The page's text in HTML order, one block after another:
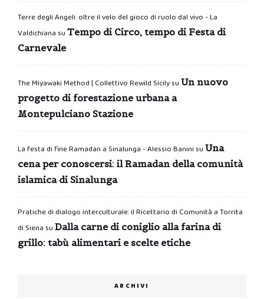
Terre degli Angeli: oltre il velo del gioco di ruolo dal vivo - La
Valdichiana su Tempo di Circo, tempo di Festa di
Carnevale
The Miyawaki Method | Collettivo Rewild Sicilysu Un nuovo
progetto di forestazione urbana a
Montepulciano Stazione
La festa di fine Ramadan a Sinalunga - Alessio Banini su Una
cena per conoscersi: il Ramadan della comunità
islamica di Sinalunga
Pratiche di dialogo interculturale: il Ricettario di Comunità a Torrita
di Siena su Dalla carne di coniglio alla farina di
grillo: tabù alimentari e scelte etiche
ARCHIVI